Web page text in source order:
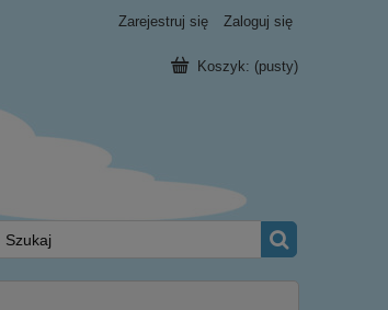
Zarejestruj się Zaloguj się
Koszyk: (pusty)